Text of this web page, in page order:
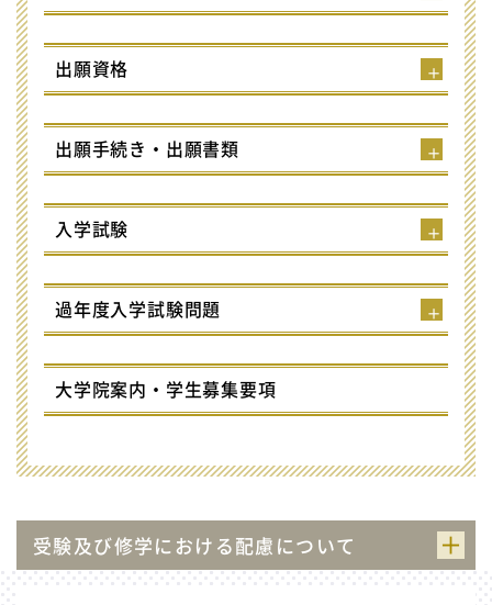
出願資格
出願手続き・出願書類
入学試験
過年度入学試験問題
大学院案内・学生募集要項
受験及び修学における配慮について